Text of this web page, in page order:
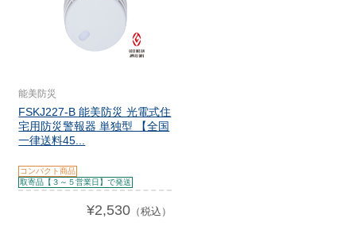
能美防災
FSKJ227-B 能美防災 光電式住
宅用防災警報器 単独型 【全国
一律送料45...
コンパクト商品
取寄品【３～５営業日】で発送
¥2,530（税込）